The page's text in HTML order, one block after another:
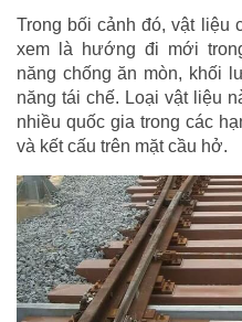
Trong bối cảnh đó, vật liệu
xem là hướng đi mới
năng chống ăn mòn, khối
năng tái chế. Loại vật liệu
nhiều quốc gia trong các
và kết cấu trên mặt cầu hở.